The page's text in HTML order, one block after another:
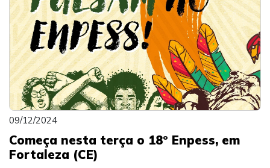
09/12/2024
Começa nesta terça o 18º Enpess, em
Fortaleza (CE)